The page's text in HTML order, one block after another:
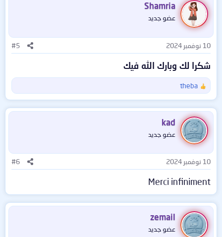
Shamria
عضو جديد
10 نوفمبر 2024 #5
شكرا لك وبارك الله فيك
ل
ت
ف
ا
ع
ا
ت
theba
kad
عضو جديد
10 نوفمبر 2024 #6
Merci infiniment
zemail
عضو جديد